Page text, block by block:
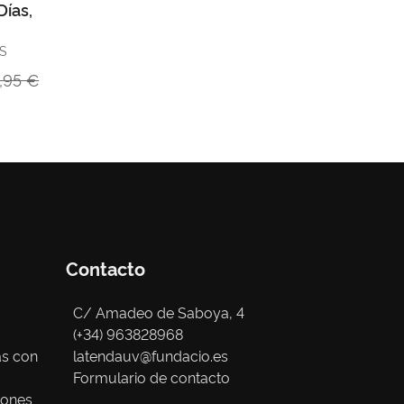
€
con
Contacto
C/ Amadeo de Saboya, 4
(+34) 963828968
latendauv@fundacio.es
Formulario de contacto